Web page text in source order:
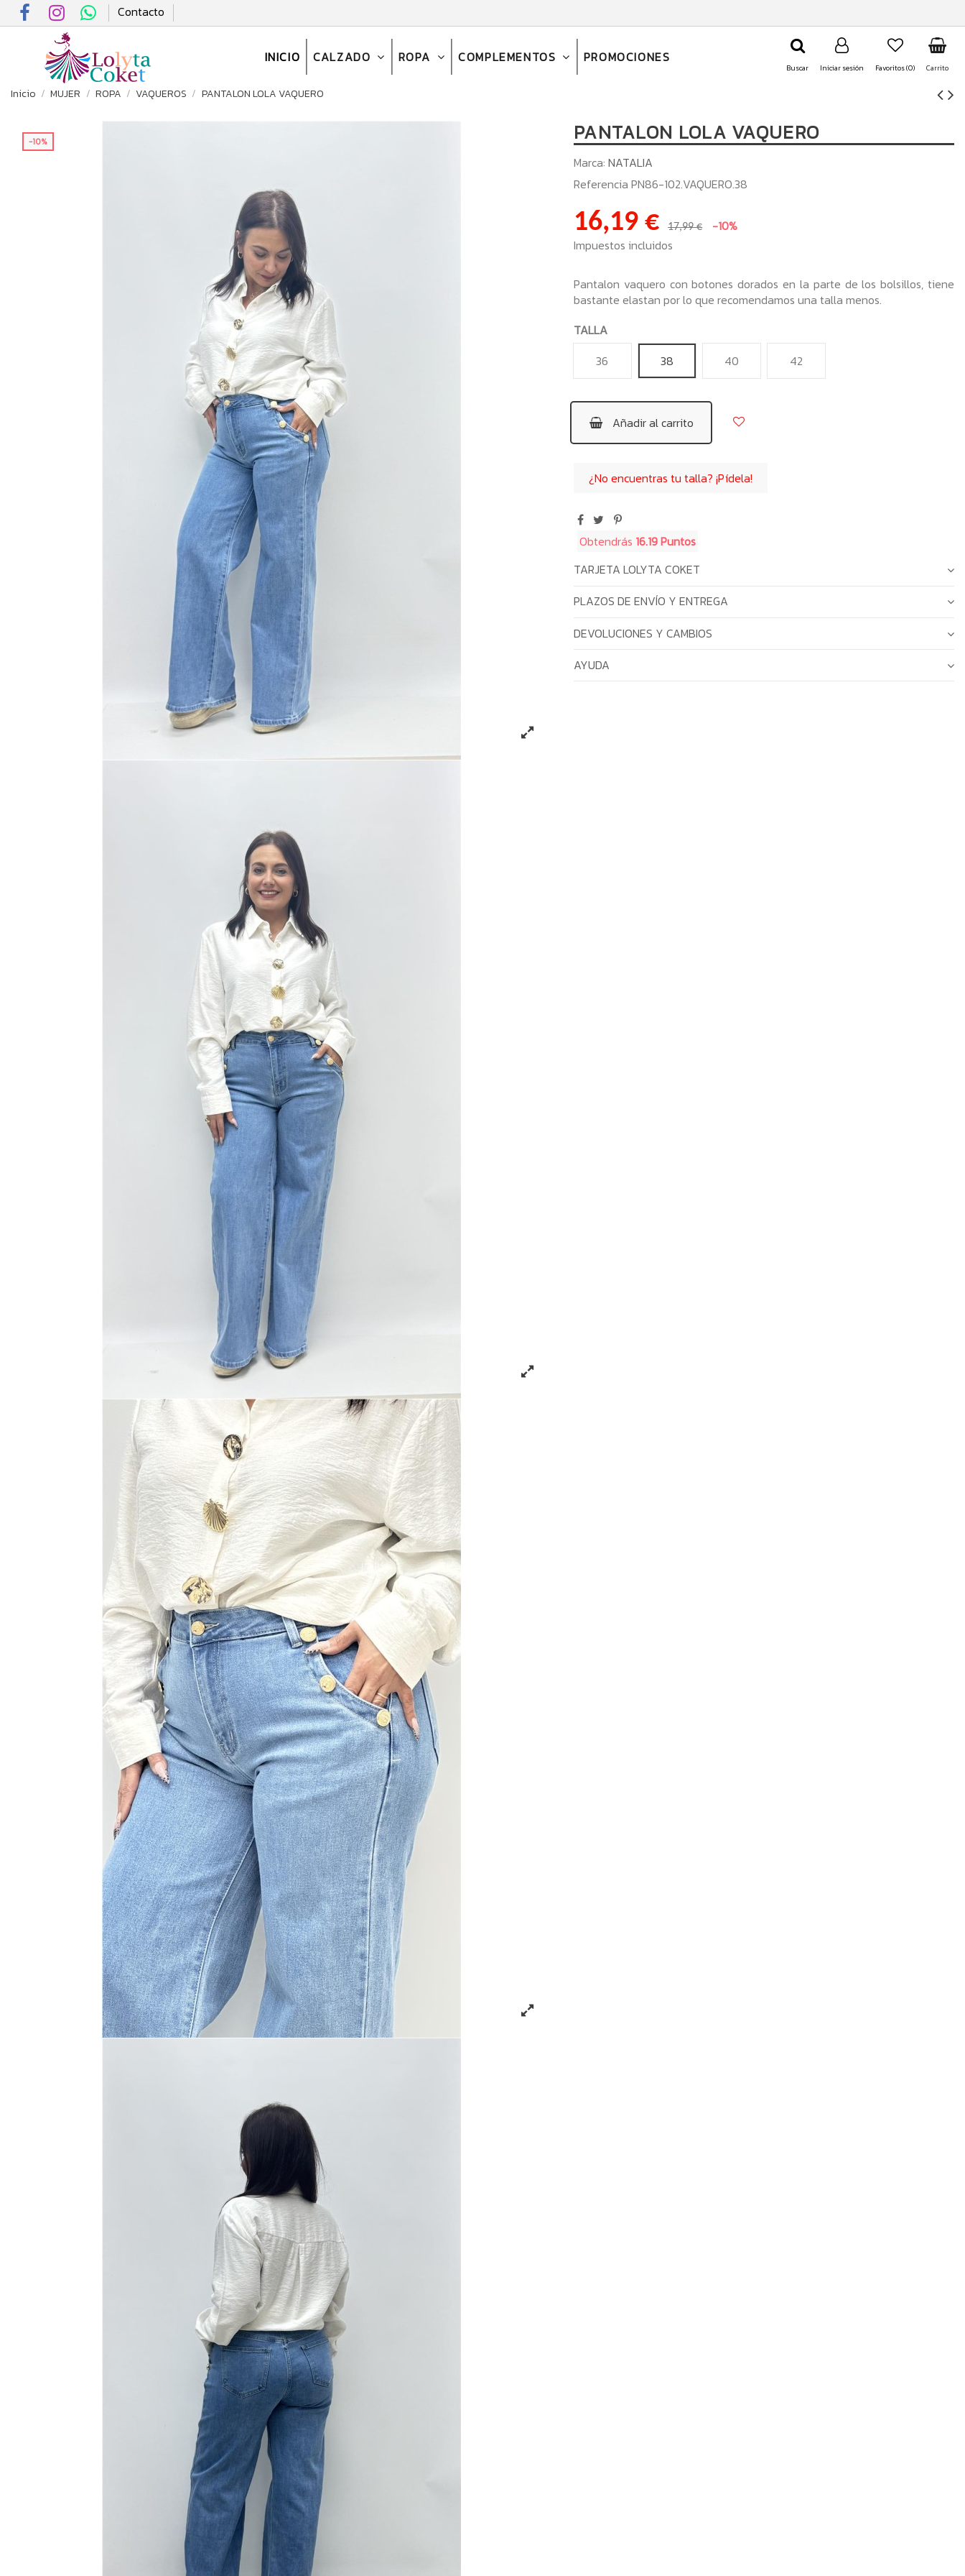
Contacto
INICIO CALZADO ROPA COMPLEMENTOS PROMOCIONES
Buscar Iniciar sesión Favoritos (0) Carrito
Inicio MUJER ROPA VAQUEROS PANTALON LOLA VAQUERO
-10% PANTALON LOLA VAQUERO
Marca: NATALIA
Referencia PN86-102.VAQUERO.38
16,19 € 17,99 €
-10%
Impuestos incluidos
Pantalon vaquero con botones dorados en la parte de los bolsillos, tiene
bastante elastan por lo que recomendamos una talla menos.
TALLA
36
38 40 42
Añadir al carrito
¿No encuentras tu talla? ¡Pídela!
Obtendrás 16.19 Puntos
TARJETA LOLYTA COKET
PLAZOS DE ENVÍO Y ENTREGA
DEVOLUCIONES Y CAMBIOS
AYUDA